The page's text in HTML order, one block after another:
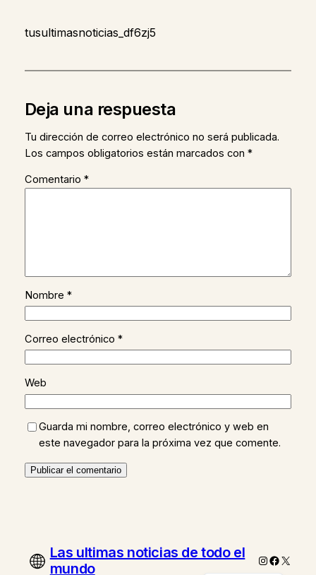
tusultimasnoticias_df6zj5
Deja una respuesta
Tu dirección de correo electrónico no será publicada.
Los campos obligatorios están marcados con *
Comentario *
Nombre *
Correo electrónico *
Web
Guarda mi nombre, correo electrónico y web en
este navegador para la próxima vez que comente.
Las ultimas noticias de todo el
mundo
Instagram
X